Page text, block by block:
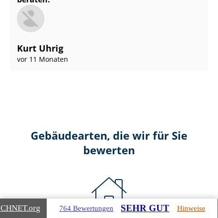
Kurt Uhrig
vor 11 Monaten
Gebäudearten, die wir für Sie
bewerten
.org 764 Bewertungen SEHR GUT Hinweise